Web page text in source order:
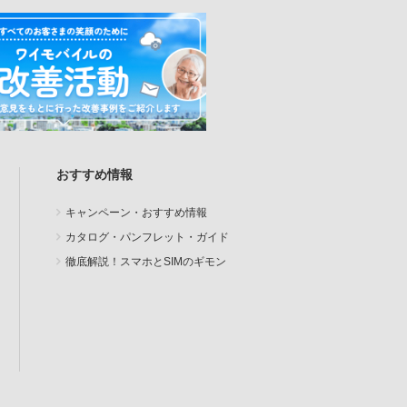
おすすめ情報
キャンペーン・おすすめ情報
カタログ・パンフレット・ガイド
徹底解説！スマホとSIMのギモン